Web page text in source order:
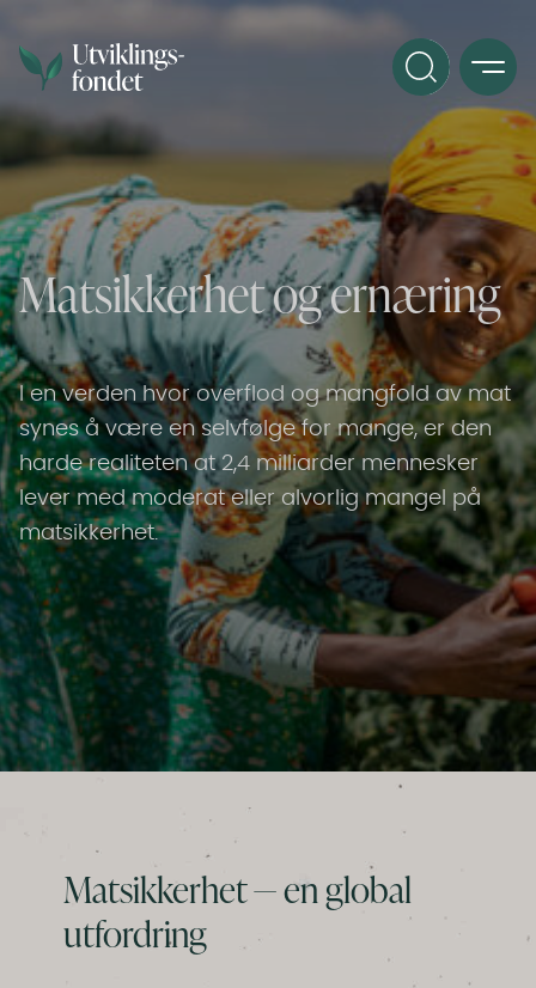
Matsikkerhet og ernæring
I en verden hvor overflod og mangfold av mat
synes å være en selvfølge for mange, er den
harde realiteten at 2,4 milliarder mennesker
lever med moderat eller alvorlig mangel på
matsikkerhet.
Matsikkerhet — en global
utfordring